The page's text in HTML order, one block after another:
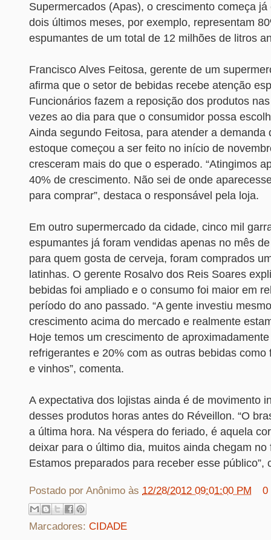
Supermercados (Apas), o crescimento começa
dois últimos meses, por exemplo, representam
espumantes de um total de 12 milhões de litros
Francisco Alves Feitosa, gerente de um
afirma que o setor de bebidas recebe atenção
Funcionários fazem a reposição dos produtos
vezes ao dia para que o consumidor possa
Ainda segundo Feitosa, para atender a demanda
estoque começou a ser feito no início de
cresceram mais do que o esperado. “Atingimos
40% de crescimento. Não sei de onde
para comprar”, destaca o responsável pela loja.
Em outro supermercado da cidade, cinco mil
espumantes já foram vendidas apenas no mês
para quem gosta de cerveja, foram comprados
latinhas. O gerente Rosalvo dos Reis Soares
bebidas foi ampliado e o consumo foi maior em
período do ano passado. “A gente investiu
crescimento acima do mercado e realmente
Hoje temos um crescimento de
refrigerantes e 20% com as outras bebidas como
e vinhos”, comenta.
A expectativa dos lojistas ainda é de movimento
desses produtos horas antes do Réveillon. “O
a última hora. Na véspera do feriado, é aquela
deixar para o último dia, muitos ainda chegam no
Estamos preparados para receber esse público”,
Postado por Anônimo às 12/28/2012 09:01:00 PM 0
Marcadores: CIDADE